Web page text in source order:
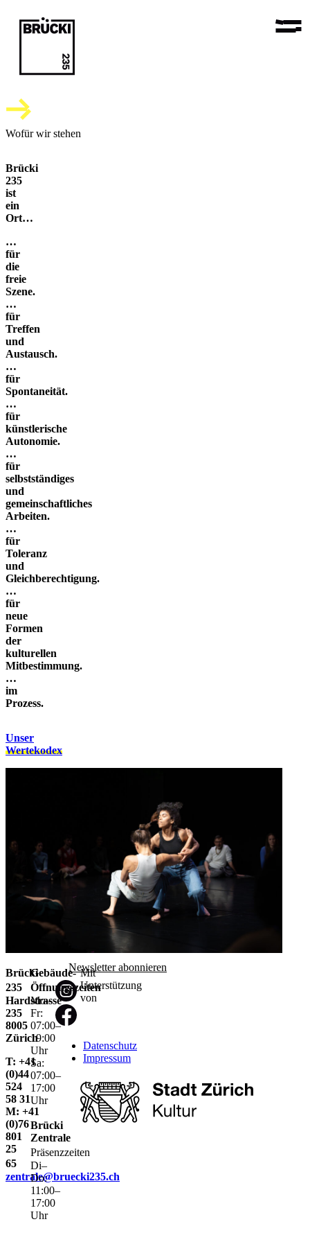
Wofür wir stehen
Brücki
235
ist
ein
Ort…
…
für
die
freie
Szene.
…
für
Treffen
und
Austausch.
…
für
Spontaneität.
…
für
künstlerische
Autonomie.
…
für
selbstständiges
und
gemeinschaftliches
Arbeiten.
…
für
Toleranz
und
Gleichberechtigung.
…
für
neue
Formen
der
kulturellen
Mitbestimmung.
…
im
Prozess.
Unser
Wertekodex
Brücki
235
Hardstrasse
235
8005
Zürich
T: +41
(0)44
524
58 31
M: +41
(0)76
801
25
65
zentrale@bruecki235.ch
Gebäude-
Öffnungszeiten
Mo–
Fr:
07:00–
19:00
Uhr
Sa:
07:00–
17:00
Uhr
Brücki
Zentrale
Präsenzzeiten
Di–
Do:
11:00–
17:00
Uhr
Newsletter abonnieren
Datenschutz
Impressum
Mit
Unterstützung
von